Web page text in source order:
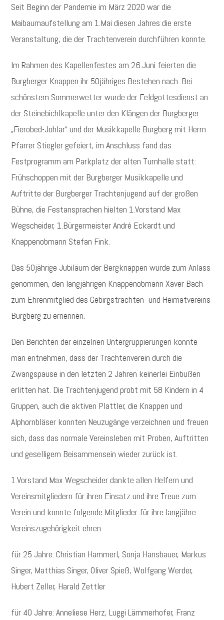
Seit Beginn der Pandemie im März 2020 war die
Maibaumaufstellung am 1.Mai diesen Jahres die erste
Veranstaltung, die der Trachtenverein durchführen konnte.
Im Rahmen des Kapellenfestes am 26.Juni feierten die
Burgberger Knappen ihr 50jähriges Bestehen nach. Bei
schönstem Sommerwetter wurde der Feldgottesdienst an
der Steinebichlkapelle unter den Klängen der Burgberger
„Fierobed-Johlar“ und der Musikkapelle Burgberg mit Herrn
Pfarrer Stiegler gefeiert, im Anschluss fand das
Festprogramm am Parkplatz der alten Turnhalle statt:
Frühschoppen mit der Burgberger Musikkapelle und
Auftritte der Burgberger Trachtenjugend auf der großen
Bühne, die Festansprachen hielten 1.Vorstand Max
Wegscheider, 1.Bürgermeister André Eckardt und
Knappenobmann Stefan Fink.
Das 50jährige Jubiläum der Bergknappen wurde zum Anlass
genommen, den langjährigen Knappenobmann Xaver Bach
zum Ehrenmitglied des Gebirgstrachten- und Heimatvereins
Burgberg zu ernennen.
Den Berichten der einzelnen Untergruppierungen konnte
man entnehmen, dass der Trachtenverein durch die
Zwangspause in den letzten 2 Jahren keinerlei Einbußen
erlitten hat. Die Trachtenjugend probt mit 58 Kindern in 4
Gruppen, auch die aktiven Plattler, die Knappen und
Alphornbläser konnten Neuzugänge verzeichnen und freuen
sich, dass das normale Vereinsleben mit Proben, Auftritten
und geselligem Beisammensein wieder zurück ist.
1.Vorstand Max Wegscheider dankte allen Helfern und
Vereinsmitgliedern für ihren Einsatz und ihre Treue zum
Verein und konnte folgende Mitglieder für ihre langjähre
Vereinszugehörigkeit ehren:
für 25 Jahre: Christian Hammerl, Sonja Hansbauer, Markus
Singer, Matthias Singer, Oliver Spieß, Wolfgang Werder,
Hubert Zeller, Harald Zettler
für 40 Jahre: Anneliese Herz, Luggi Lämmerhofer, Franz